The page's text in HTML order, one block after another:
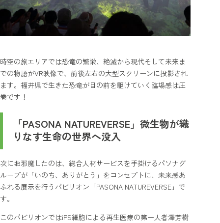
時空の旅エリアでは恐竜の繁栄、絶滅から現代そして未来ま
での物語がVR映像で、前後左右の大型スクリーンに投影され
ます。福井県で生きた恐竜が目の前を駆けていく臨場感は圧
巻です！
「PASONA NATUREVERSE」微生物が織
りなす生命の世界へ没入
次にお邪魔したのは、総合人材サービスを手掛けるパソナグ
ループが「いのち、ありがとう」をコンセプトに、未来感あ
ふれる展示を行うパビリオン「PASONA NATUREVERSE」で
す。
このパビリオンではiPS細胞による再生医療の第一人者澤芳樹